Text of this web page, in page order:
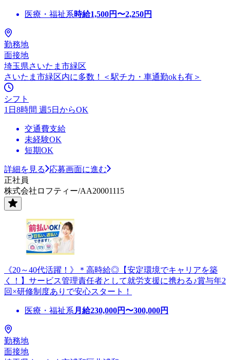
医療・福祉系時給1,500円〜2,250円
勤務地
面接地
埼玉県さいたま市緑区
さいたま市緑区内に多数！＜駅チカ・車通勤okも有＞
シフト
1日8時間 週5日からOK
交通費支給
未経験OK
短期OK
詳細を見る
応募画面に進む
正社員
株式会社ロフティー/AA20001115
《20～40代活躍！》＊高時給◎【安定環境でキャリアを築
く！】サービス管理責任者として就労支援に携わる♪賞与年2
回×研修制度ありで安心スタート！
医療・福祉系 月給230,000円〜300,000円
勤務地
面接地